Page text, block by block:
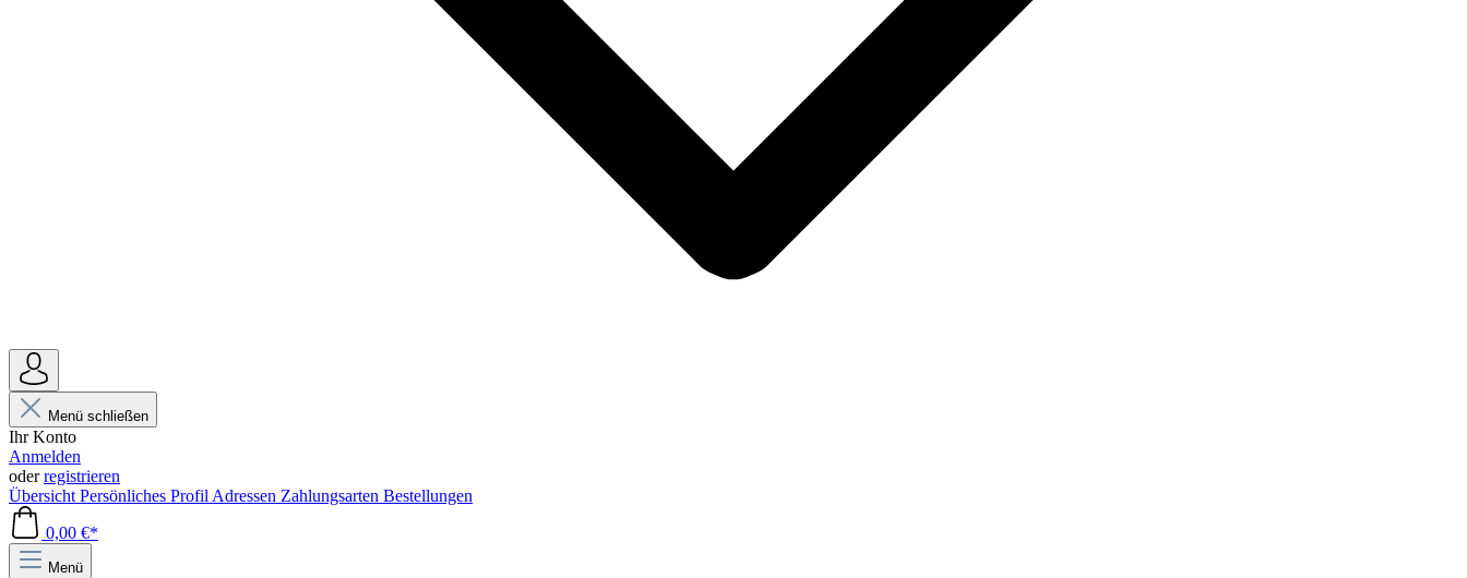
Menü schließen
Ihr Konto
Anmelden
oderregistrieren
Übersicht Persönliches Profil Adressen Zahlungsarten Bestellungen
0,00 €*
Menü